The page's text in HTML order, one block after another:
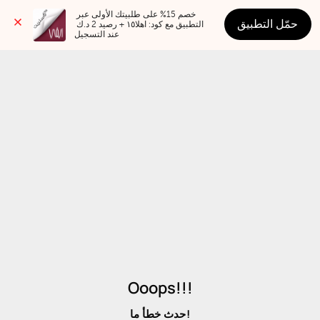
عند التسجيل
حمّل التطبيق
Ooops!!!
حدث خطأ ما!